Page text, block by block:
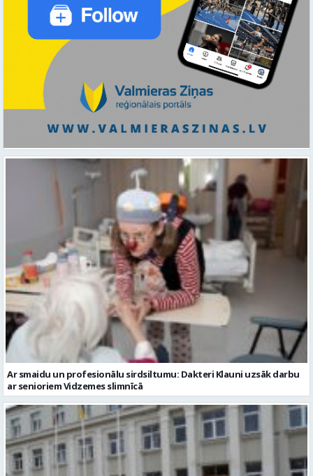
Ar smaidu un profesionālu sirdsiltumu: Dakteri Klauni uzsāk darbu
ar senioriem Vidzemes slimnīcā